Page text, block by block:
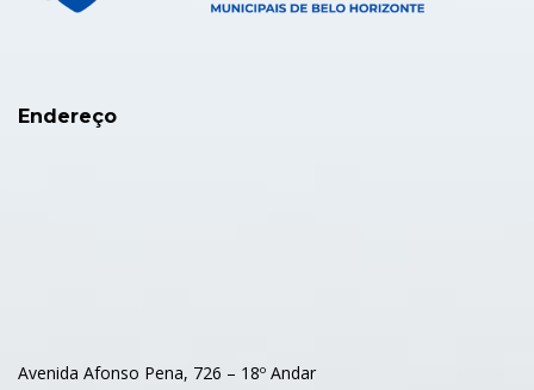
Endereço
Avenida Afonso Pena, 726 – 18º Andar